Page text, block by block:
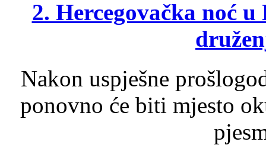
2. Hercegovačka noć
Nakon uspješne
ponovno će biti mjesto